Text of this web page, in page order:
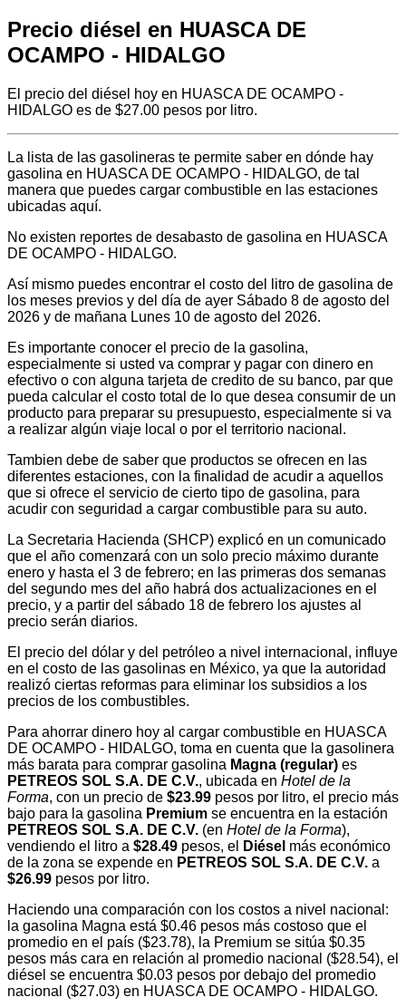
Precio diésel en HUASCA DE
OCAMPO - HIDALGO
El precio del diésel hoy en HUASCA DE OCAMPO -
HIDALGO es de $27.00 pesos por litro.
La lista de las gasolineras te permite saber en dónde hay
gasolina en HUASCA DE OCAMPO - HIDALGO, de tal
manera que puedes cargar combustible en las estaciones
ubicadas aquí.
No existen reportes de desabasto de gasolina en HUASCA
DE OCAMPO - HIDALGO.
Así mismo puedes encontrar el costo del litro de gasolina de
los meses previos y del día de ayer Sábado 8 de agosto del
2026 y de mañana Lunes 10 de agosto del 2026.
Es importante conocer el precio de la gasolina,
especialmente si usted va comprar y pagar con dinero en
efectivo o con alguna tarjeta de credito de su banco, par que
pueda calcular el costo total de lo que desea consumir de un
producto para preparar su presupuesto, especialmente si va
a realizar algún viaje local o por el territorio nacional.
Tambien debe de saber que productos se ofrecen en las
diferentes estaciones, con la finalidad de acudir a aquellos
que si ofrece el servicio de cierto tipo de gasolina, para
acudir con seguridad a cargar combustible para su auto.
La Secretaria Hacienda (SHCP) explicó en un comunicado
que el año comenzará con un solo precio máximo durante
enero y hasta el 3 de febrero; en las primeras dos semanas
del segundo mes del año habrá dos actualizaciones en el
precio, y a partir del sábado 18 de febrero los ajustes al
precio serán diarios.
El precio del dólar y del petróleo a nivel internacional, influye
en el costo de las gasolinas en México, ya que la autoridad
realizó ciertas reformas para eliminar los subsidios a los
precios de los combustibles.
Para ahorrar dinero hoy al cargar combustible en HUASCA
DE OCAMPO - HIDALGO, toma en cuenta que la gasolinera
más barata para comprar gasolina Magna (regular) es
PETREOS SOL S.A. DE C.V., ubicada en Hotel de la
Forma, con un precio de $23.99 pesos por litro, el precio más
bajo para la gasolina Premium se encuentra en la estación
PETREOS SOL S.A. DE C.V. (en Hotel de la Forma),
vendiendo el litro a $28.49 pesos, el Diésel más económico
de la zona se expende en PETREOS SOL S.A. DE C.V. a
$26.99 pesos por litro.
Haciendo una comparación con los costos a nivel nacional:
la gasolina Magna está $0.46 pesos más costoso que el
promedio en el país ($23.78), la Premium se sitúa $0.35
pesos más cara en relación al promedio nacional ($28.54), el
diésel se encuentra $0.03 pesos por debajo del promedio
nacional ($27.03) en HUASCA DE OCAMPO - HIDALGO.